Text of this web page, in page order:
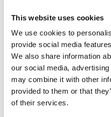
This website uses cookies
We use cookies to
provide social media
We also share information
our social media,
may combine it with other
provided to them or that
of their services.
economía circular. La
gama SOLEAL Next con
transmitancia térmica, es la
emisiones, que llega a más
huella de carbono media del
Europa, de 8,6 kg CO2 por
de CO2 por kg de material,
el aluminio con una de las